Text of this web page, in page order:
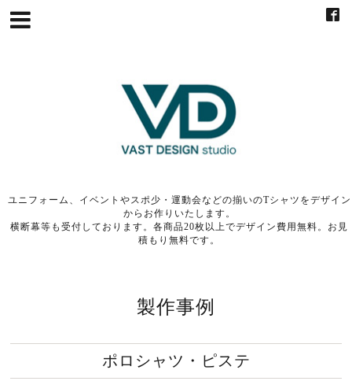
ユニフォーム、イベントやスポ少・運動会などの揃いのTシャツをデザイン
からお作りいたします。
横断幕等も受付しております。各商品20枚以上でデザイン費用無料。お見
積もり無料です。
製作事例
ポロシャツ・ピステ